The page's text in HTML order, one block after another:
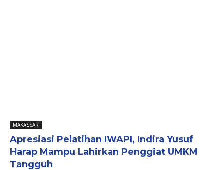
MAKASSAR
Apresiasi Pelatihan IWAPI, Indira Yusuf
Harap Mampu Lahirkan Penggiat UMKM
Tangguh